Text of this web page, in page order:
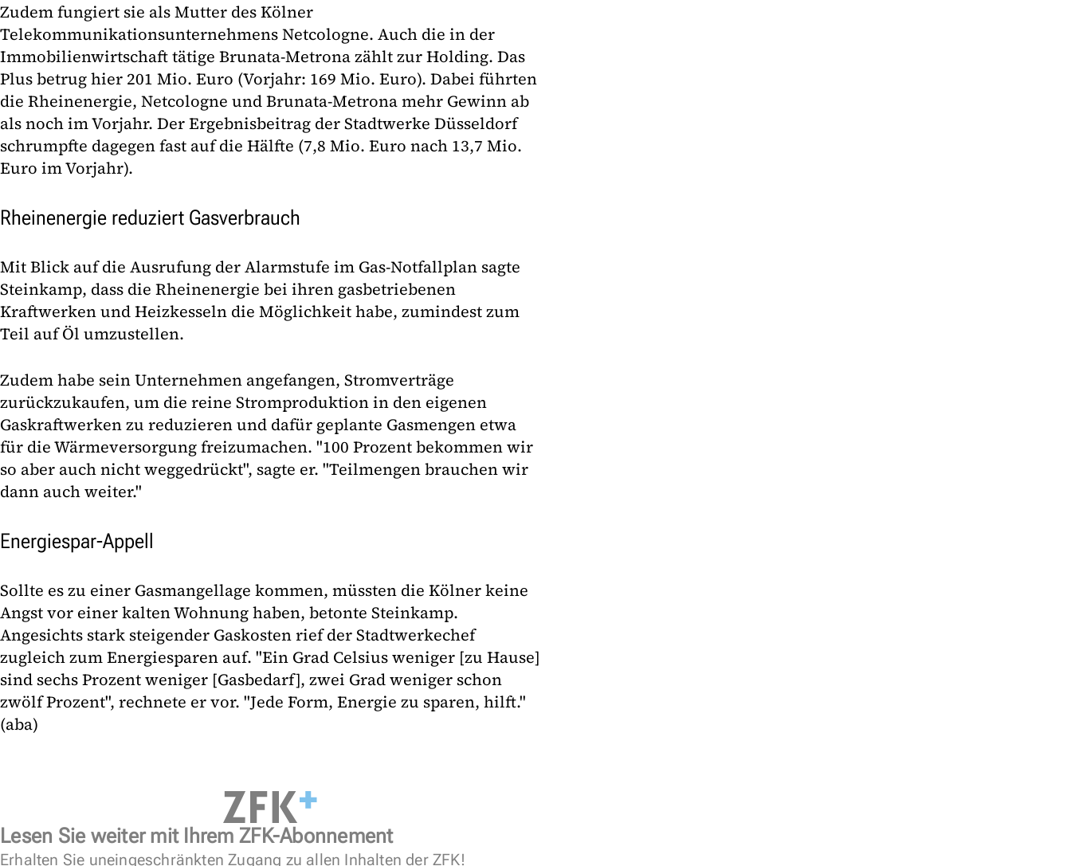
Zudem fungiert sie als Mutter des Kölner
Telekommunikationsunternehmens Netcologne. Auch die in der
Immobilienwirtschaft tätige Brunata-Metrona zählt zur Holding. Das
Plus betrug hier 201 Mio. Euro (Vorjahr: 169 Mio. Euro). Dabei führten
die Rheinenergie, Netcologne und Brunata-Metrona mehr Gewinn ab
als noch im Vorjahr. Der Ergebnisbeitrag der Stadtwerke Düsseldorf
schrumpfte dagegen fast auf die Hälfte (7,8 Mio. Euro nach 13,7 Mio.
Euro im Vorjahr).
Rheinenergie reduziert Gasverbrauch
Mit Blick auf die Ausrufung der Alarmstufe im Gas-Notfallplan sagte
Steinkamp, dass die Rheinenergie bei ihren gasbetriebenen
Kraftwerken und Heizkesseln die Möglichkeit habe, zumindest zum
Teil auf Öl umzustellen.
Zudem habe sein Unternehmen angefangen, Stromverträge
zurückzukaufen, um die reine Stromproduktion in den eigenen
Gaskraftwerken zu reduzieren und dafür geplante Gasmengen etwa
für die Wärmeversorgung freizumachen. "100 Prozent bekommen wir
so aber auch nicht weggedrückt", sagte er. "Teilmengen brauchen wir
dann auch weiter."
Energiespar-Appell
Sollte es zu einer Gasmangellage kommen, müssten die Kölner keine
Angst vor einer kalten Wohnung haben, betonte Steinkamp.
Angesichts stark steigender Gaskosten rief der Stadtwerkechef
zugleich zum Energiesparen auf. "Ein Grad Celsius weniger [zu Hause]
sind sechs Prozent weniger [Gasbedarf], zwei Grad weniger schon
zwölf Prozent", rechnete er vor. "Jede Form, Energie zu sparen, hilft."
(aba)
Lesen Sie weiter mit Ihrem ZFK-Abonnement
Erhalten Sie uneingeschränkten Zugang zu allen Inhalten der ZFK!